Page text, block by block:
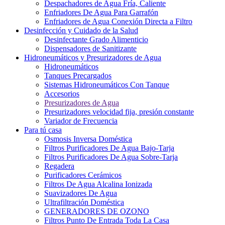
Despachadores de Agua Fría, Caliente
Enfriadores De Agua Para Garrafón
Enfriadores de Agua Conexión Directa a Filtro
Desinfección y Cuidado de la Salud
Desinfectante Grado Alimenticio
Dispensadores de Sanitizante
Hidroneumáticos y Presurizadores de Agua
Hidroneumáticos
Tanques Precargados
Sistemas Hidroneumáticos Con Tanque
Accesorios
Presurizadores de Agua
Presurizadores velocidad fija, presión constante
Variador de Frecuencia
Para tú casa
Osmosis Inversa Doméstica
Filtros Purificadores De Agua Bajo-Tarja
Filtros Purificadores De Agua Sobre-Tarja
Regadera
Purificadores Cerámicos
Filtros De Agua Alcalina Ionizada
Suavizadores De Agua
Ultrafiltración Doméstica
GENERADORES DE OZONO
Filtros Punto De Entrada Toda La Casa